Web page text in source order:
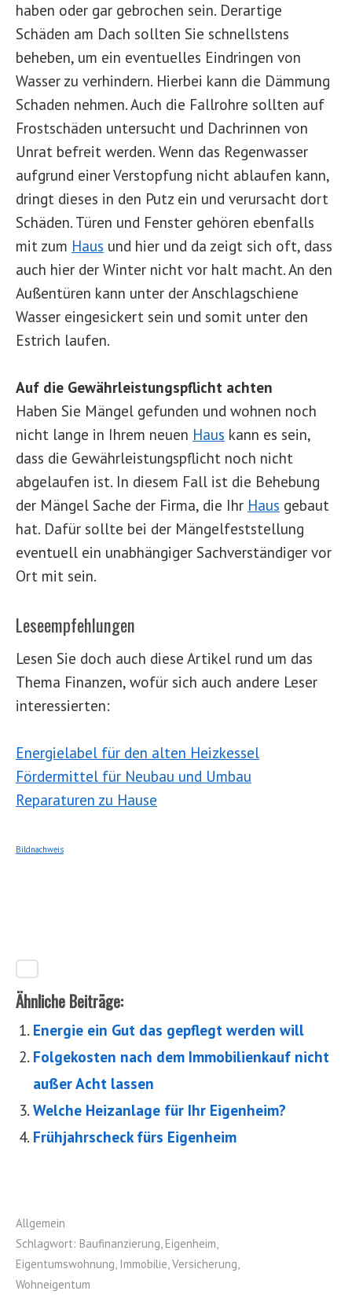
haben oder gar gebrochen sein. Derartige
Schäden am Dach sollten Sie schnellstens
beheben, um ein eventuelles Eindringen von
Wasser zu verhindern. Hierbei kann die Dämmung
Schaden nehmen. Auch die Fallrohre sollten auf
Frostschäden untersucht und Dachrinnen von
Unrat befreit werden. Wenn das Regenwasser
aufgrund einer Verstopfung nicht ablaufen kann,
dringt dieses in den Putz ein und verursacht dort
Schäden. Türen und Fenster gehören ebenfalls
mit zum Haus und hier und da zeigt sich oft, dass
auch hier der Winter nicht vor halt macht. An den
Außentüren kann unter der Anschlagschiene
Wasser eingesickert sein und somit unter den
Estrich laufen.
Auf die Gewährleistungspflicht achten
Haben Sie Mängel gefunden und wohnen noch
nicht lange in Ihrem neuen Haus kann es sein,
dass die Gewährleistungspflicht noch nicht
abgelaufen ist. In diesem Fall ist die Behebung
der Mängel Sache der Firma, die Ihr Haus gebaut
hat. Dafür sollte bei der Mängelfeststellung
eventuell ein unabhängiger Sachverständiger vor
Ort mit sein.
Leseempfehlungen
Lesen Sie doch auch diese Artikel rund um das
Thema Finanzen, wofür sich auch andere Leser
interessierten:
Energielabel für den alten Heizkessel
Fördermittel für Neubau und Umbau
Reparaturen zu Hause
Bildnachweis
Ähnliche Beiträge:
Energie ein Gut das gepflegt werden will
Folgekosten nach dem Immobilienkauf nicht
außer Acht lassen
Welche Heizanlage für Ihr Eigenheim?
Frühjahrscheck fürs Eigenheim
Allgemein
Schlagwort: Baufinanzierung Eigenheim
Eigentumswohnung Immobilie Versicherung
Wohneigentum